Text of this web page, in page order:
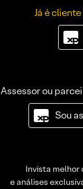
Já é cliente
Assessor ou
Sou
Invista melhor
e análises